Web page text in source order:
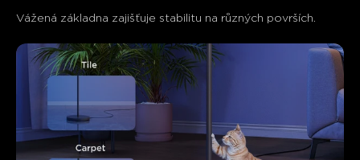
Vážená základna zajišťuje stabilitu na různých površích.